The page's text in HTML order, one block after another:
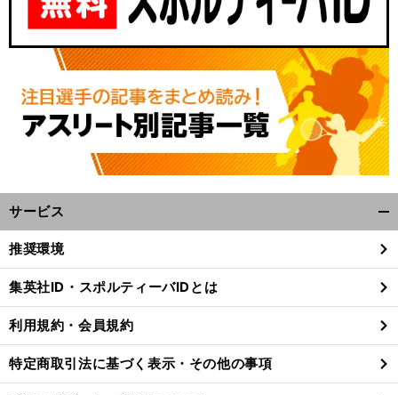
N 。
0 」
10
サービス
閉
る
推奨環境
集英社ID・スポルティーバIDとは
利用規約・会員規約
特定商取引法に基づく表示・その他の事項